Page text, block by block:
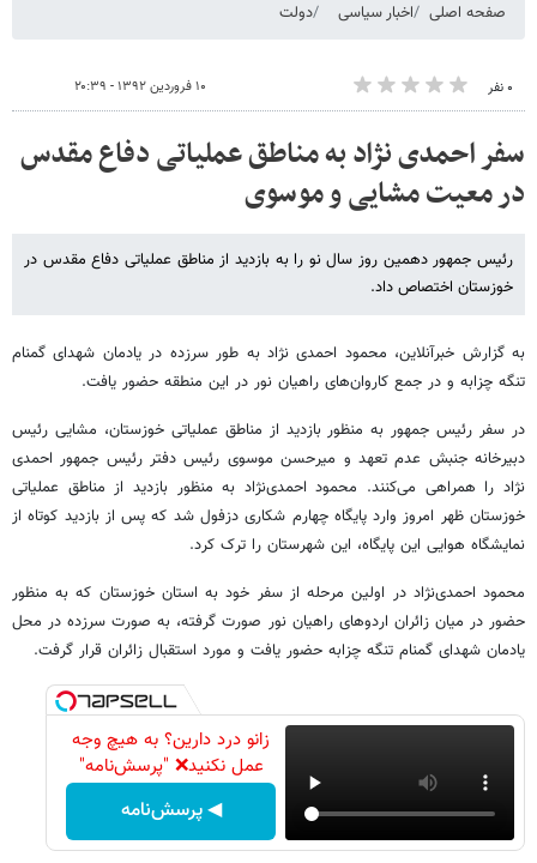
صفحه اصلی اخبار سیاسی دولت
۰ نفر ۱۰ فروردین ۱۳۹۲ - ۲۰:۳۹
سفر احمدی نژاد به مناطق عملیاتی دفاع مقدس
در معیت مشایی و موسوی
رئیس جمهور دهمین روز سال نو را به بازدید از مناطق عملیاتی دفاع مقدس در
خوزستان اختصاص داد.
به گزارش خبرآنلاین، محمود احمدی نژاد به طور سرزده در یادمان شهدای گمنام
تنگه چزابه و در جمع کاروان‌های راهیان نور در این منطقه حضور یافت.
در سفر رئیس جمهور به منظور بازدید از مناطق عملیاتی خوزستان، مشایی رئیس
دبیرخانه جنبش عدم تعهد و میرحسن موسوی رئیس دفتر رئیس جمهور احمدی
نژاد را همراهی می‌کنند. محمود احمدی‌نژاد به منظور بازدید از مناطق عملیاتی
خوزستان ظهر امروز وارد پایگاه چهارم شکاری دزفول شد که پس از بازدید کوتاه از
نمایشگاه هوایی این پایگاه، این شهرستان را ترک کرد.
محمود احمدی‌نژاد در اولین مرحله از سفر خود به استان خوزستان که به منظور
حضور در میان زائران اردوهای راهیان نور صورت گرفته، به صورت سرزده در محل
یادمان شهدای گمنام تنگه چزابه حضور یافت و مورد استقبال زائران قرار گرفت.
زانو درد دارین؟ به هیچ وجه
عمل نکنید❌ "پرسش‌نامه"
◀ پرسش‌نامه